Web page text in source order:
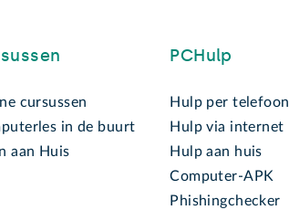
cursussen
in de buurt
aan Huis
PCHulp
Hulp per telefoon
Hulp via internet
Hulp aan huis
Computer-APK
Phishingchecker